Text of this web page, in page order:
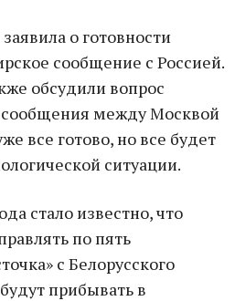
о готовности
сообщение с Россией.
обсудили вопрос
сообщения между Москвой
все готово, но все будет
ситуации.
стало известно, что
по пять
с Белорусского
прибывать в